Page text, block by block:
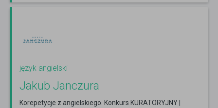
język angielski
Jakub Janczura
Korepetycje z angielskiego. Konkurs KURATORYJNY |